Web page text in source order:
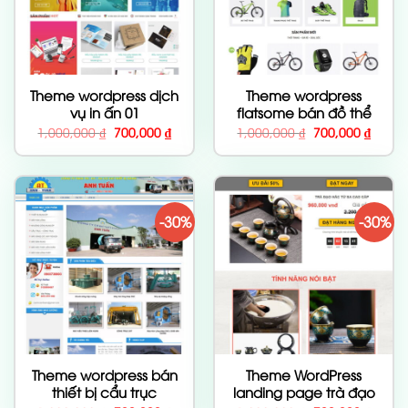
Theme wordpress dịch
vụ in ấn 01
1,000,000₫ Giá
gốc
là:
700,000 ₫Giá
hiện
tại
700,000 ₫.
Theme wordpress
flatsome bán đồ thể
thao
1,000,000₫ Giá
gốc
là:
700,000 ₫Giá
hiện
tại
-30%
Theme wordpress bán
thiết bị cẩu trục
-30%
Theme WordPress
landing page trà đạo